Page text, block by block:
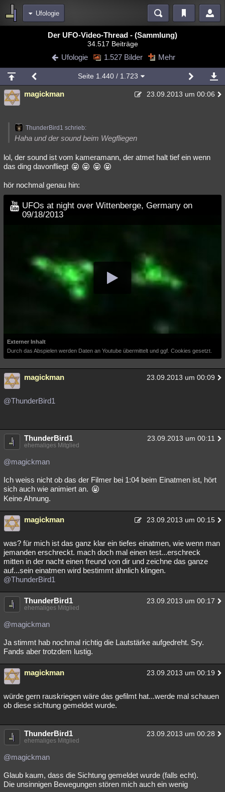
Ufologie
Diskussionen Blogs Videos
Chat Wiki Neuigkeiten
meine Rubriken
Menschen Wissenschaft Mystery Kriminalfälle
Natur Umfragen Unterhaltung
Philosophie Träume Orte
Astronomie Helpdesk
Musik Clash Verbesserungen Allmystery English
Lesenswert
Der UFO-Video-Thread - (Sammlung)
34.517 Beiträge
Ufologie 1.527 Bilder Mehr
Seite 1.440/ 1.723
magickman 23.09.2013 um 00:06
ThunderBird1 schrieb:
Haha und der sound beim Wegfliegen
lol, der sound ist vom kameramann, der atmet halt tief ein wenn
das ding davonfliegt
hör nochmal genau hin:
UFOs at night over Wittenberge, Germany on
09/18/2013
Externer Inhalt
Durch das Abspielen werden Daten an Youtube übermittelt und ggf. Cookies gesetzt.
magickman 23.09.2013 um 00:09
@ThunderBird1
ThunderBird1 23.09.2013 um 00:11
ehemaliges Mitglied
@magickman
Ich weiss nicht ob das der Filmer bei 1:04 beim Einatmen ist, hört
sich auch wie animiert an.
Keine Ahnung.
magickman 23.09.2013 um 00:15
was? für mich ist das ganz klar ein tiefes einatmen, wie wenn man
jemanden erschreckt. mach doch mal einen test...erschreck
mitten in der nacht einen freund von dir und zeichne das ganze
auf...sein einatmen wird bestimmt ähnlich klingen.
@ThunderBird1
ThunderBird1 23.09.2013 um 00:17
ehemaliges Mitglied
@magickman
Ja stimmt hab nochmal richtig die Lautstärke aufgedreht. Sry.
Fands aber trotzdem lustig.
magickman 23.09.2013 um 00:19
würde gern rauskriegen wäre das gefilmt hat...werde mal schauen
ob diese sichtung gemeldet wurde.
ThunderBird1 23.09.2013 um 00:28
ehemaliges Mitglied
@magickman
Glaub kaum, dass die Sichtung gemeldet wurde (falls echt).
Die unsinnigen Bewegungen stören mich auch ein wenig